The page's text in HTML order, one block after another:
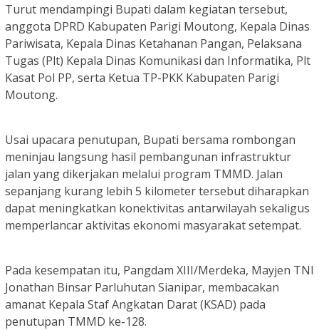
Turut mendampingi Bupati dalam kegiatan tersebut,
anggota DPRD Kabupaten Parigi Moutong, Kepala Dinas
Pariwisata, Kepala Dinas Ketahanan Pangan, Pelaksana
Tugas (Plt) Kepala Dinas Komunikasi dan Informatika, Plt
Kasat Pol PP, serta Ketua TP-PKK Kabupaten Parigi
Moutong.
Usai upacara penutupan, Bupati bersama rombongan
meninjau langsung hasil pembangunan infrastruktur
jalan yang dikerjakan melalui program TMMD. Jalan
sepanjang kurang lebih 5 kilometer tersebut diharapkan
dapat meningkatkan konektivitas antarwilayah sekaligus
memperlancar aktivitas ekonomi masyarakat setempat.
Pada kesempatan itu, Pangdam XIII/Merdeka, Mayjen TNI
Jonathan Binsar Parluhutan Sianipar, membacakan
amanat Kepala Staf Angkatan Darat (KSAD) pada
penutupan TMMD ke-128.